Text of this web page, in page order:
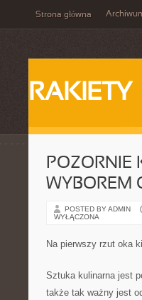
Strona główna
RAKIETY
POZORNIE
WYBOREM
POSTED BY ADMIN
WYŁĄCZONA
Na pierwszy rzut oka
Sztuka kulinarna jest
także tak ważny jest